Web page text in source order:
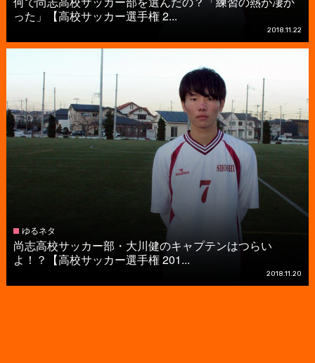
った」【高校サッカー選手権 2...
2018.11.22
ゆるネタ
尚志高校サッカー部・大川健のキャプテンはつらい
よ！？【高校サッカー選手権 201...
2018.11.20